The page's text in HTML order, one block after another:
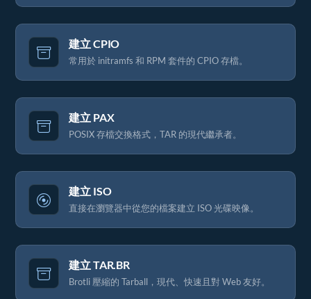
建立 CPIO
常用於 initramfs 和 RPM 套件的 CPIO 存檔。
建立 PAX
POSIX 存檔交換格式，TAR 的現代繼承者。
建立 ISO
直接在瀏覽器中從您的檔案建立 ISO 光碟映像。
建立 TAR.BR
Brotli 壓縮的 Tarball，現代、快速且對 Web 友好。